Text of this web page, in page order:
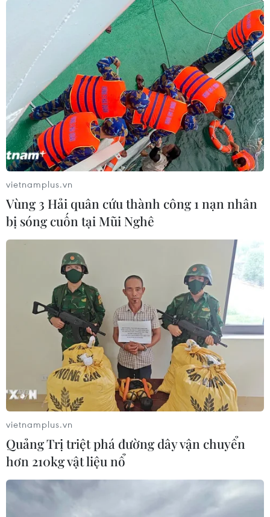
vietnamplus.vn
Vùng 3 Hải quân cứu thành công 1 nạn nhân
bị sóng cuốn tại Mũi Nghê
vietnamplus.vn
Quảng Trị triệt phá đường dây vận chuyển
hơn 210kg vật liệu nổ